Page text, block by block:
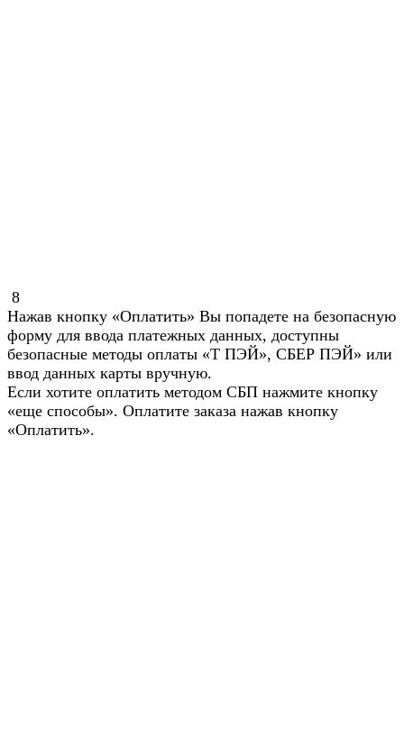
8
Нажав кнопку «Оплатить» Вы попадете на безопасную
форму для ввода платежных данных, доступны
безопасные методы оплаты «Т ПЭЙ», СБЕР ПЭЙ» или
ввод данных карты вручную.
Если хотите оплатить методом СБП нажмите кнопку
«еще способы». Оплатите заказа нажав кнопку
«Оплатить».